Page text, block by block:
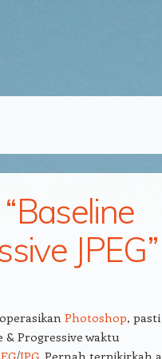
JPEG”
Photoshop, pasti
Progressive waktu
/JPG . Pernah terpikirkah